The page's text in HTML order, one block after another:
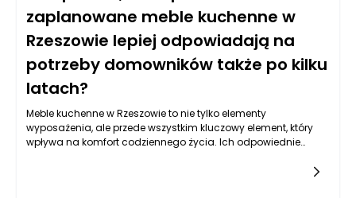
zaplanowane meble kuchenne w
Rzeszowie lepiej odpowiadają na
potrzeby domowników także po kilku
latach?
Meble kuchenne w Rzeszowie to nie tylko elementy
wyposażenia, ale przede wszystkim kluczowy element, który
wpływa na komfort codziennego życia. Ich odpowiednie